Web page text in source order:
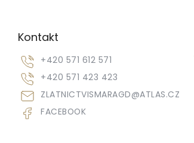
Kontakt
ZLATNICTVISMARAGD@ATLAS.CZ
+420 571 612 571
+420 571 423 423
FACEBOOK